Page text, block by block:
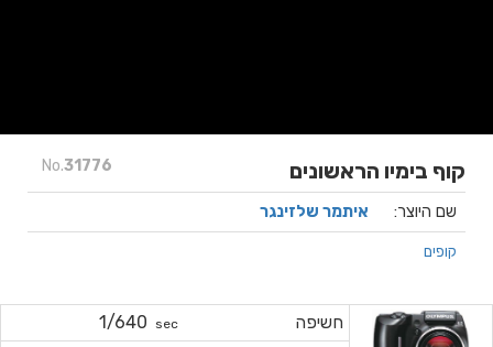
No.31776 קוף בימיו הראשונים
שם היוצר: איתמר שלזינגר
קופים
חשיפה sec
1/640